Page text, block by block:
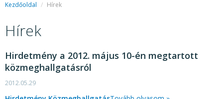
HÍREK
SAJTÓSZOBA
Kezdőoldal / Hírek
Hírek
Hirdetmény a 2012. május 10-én megtartott
közmeghallgatásról
2012.05.29